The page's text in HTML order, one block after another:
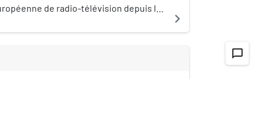
de radio-télévision depuis le
navigate_next
chat_bubble_outline